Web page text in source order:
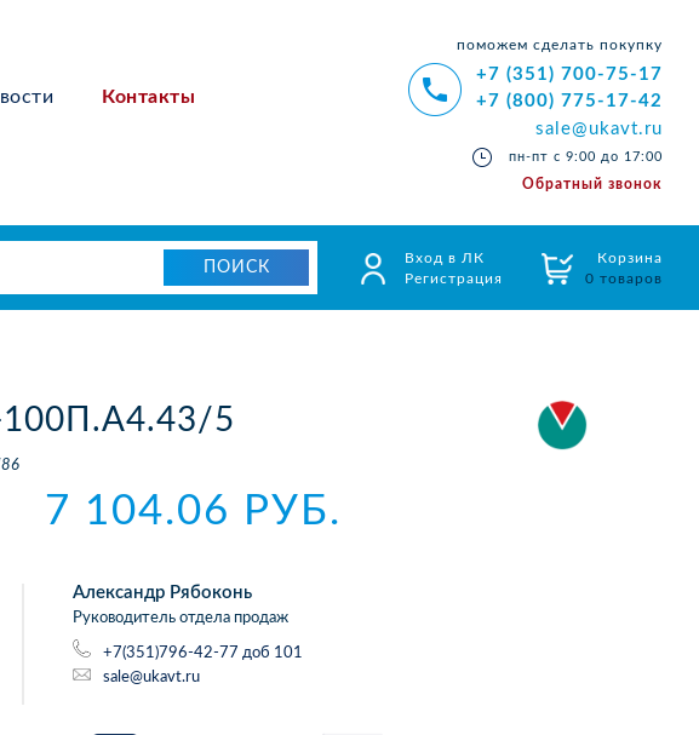
Контакты
поможем сделать покупку
+7 (351) 700-75-17
+7 (800) 775-17-42
sale@ukavt.ru
пн-пт с 9:00 до 17:00
Обратный звонок
Вход в ЛК
Регистрация
Корзина
0 товаров
5
7 104.06 РУБ.
Александр Рябоконь
Руководитель отдела продаж
+7(351)796-42-77 доб 101
sale@ukavt.ru